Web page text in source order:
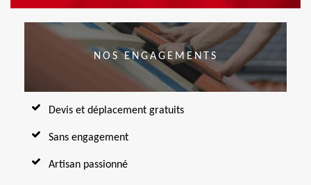
NOS ENGAGEMENTS
Devis et déplacement gratuits
Sans engagement
Artisan passionné